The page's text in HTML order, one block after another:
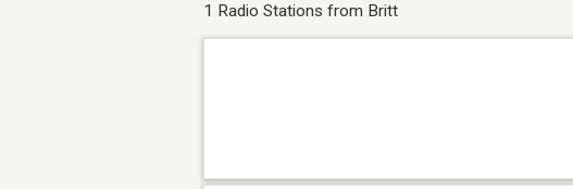
1 Radio Stations from Britt